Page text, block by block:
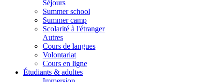
Séjours
Summer school
Summer camp
Scolarité à l'étranger
Autres
Cours de langues
Volontariat
Cours en ligne
Étudiants & adultes